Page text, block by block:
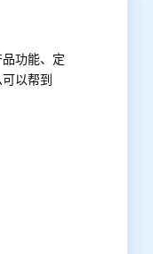
功能、定
以帮到